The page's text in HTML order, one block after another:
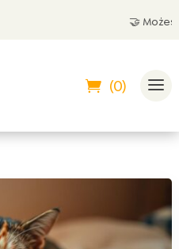
🤝 Możesz
(0)